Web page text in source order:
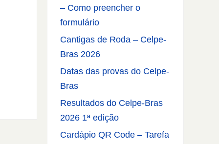
– Como preencher o
formulário
Cantigas de Roda – Celpe-
Bras 2026
Datas das provas do Celpe-
Bras
Resultados do Celpe-Bras
2026 1ª edição
Cardápio QR Code – Tarefa